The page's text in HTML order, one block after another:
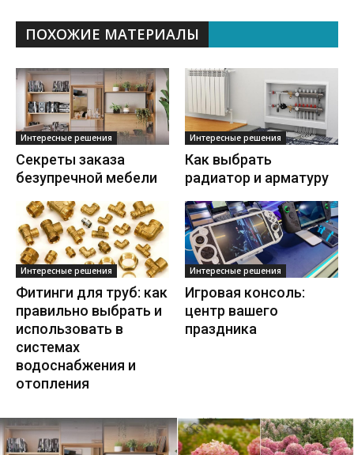
ПОХОЖИЕ МАТЕРИАЛЫ
Интересные решения
Секреты заказа
безупречной мебели
Интересные решения
Как выбрать
радиатор и арматуру
Интересные решения
Фитинги для труб: как
правильно выбрать и
использовать в
системах
водоснабжения и
отопления
Интересные решения
Игровая консоль:
центр вашего
праздника